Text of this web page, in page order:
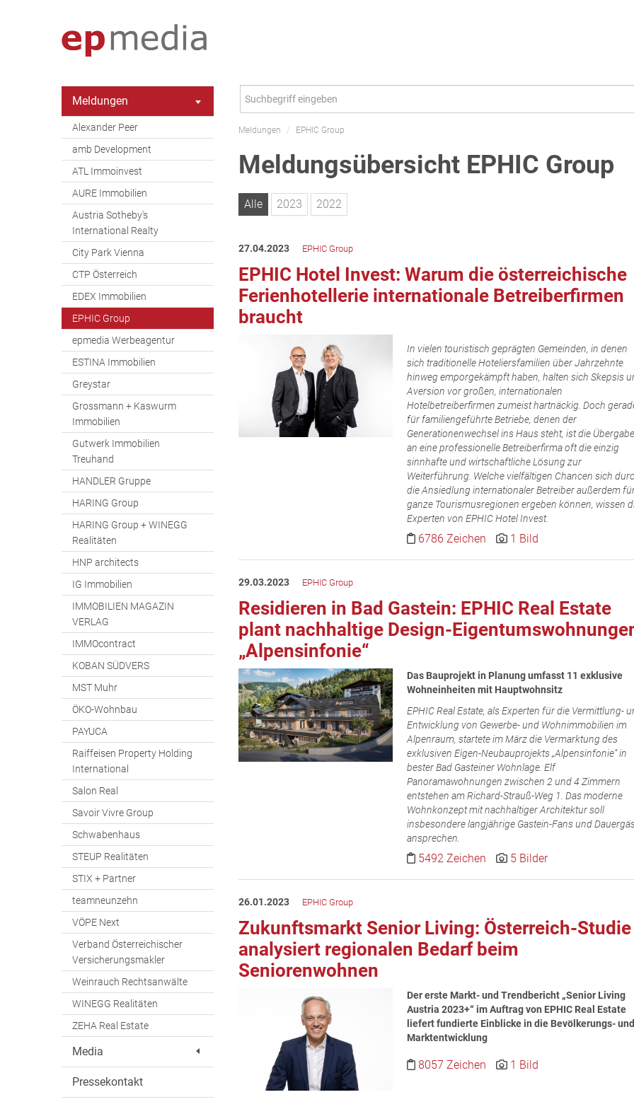
Meldungen
Alexander Peer
amb Development
ATL Immoinvest
AURE Immobilien
Austria Sotheby's
International Realty
City Park Vienna
CTP Österreich
EDEX Immobilien
EPHIC Group
epmedia Werbeagentur
ESTINA Immobilien
Greystar
Grossmann + Kaswurm
Immobilien
Gutwerk Immobilien
Treuhand
HANDLER Gruppe
HARING Group
HARING Group + WINEGG
Realitäten
HNP architects
IG Immobilien
IMMOBILIEN MAGAZIN
VERLAG
IMMOcontract
KOBAN SÜDVERS
MST Muhr
ÖKO-Wohnbau
PAYUCA
Raiffeisen Property Holding
International
Salon Real
Savoir Vivre Group
Schwabenhaus
STEUP Realitäten
STIX + Partner
teamneunzehn
VÖPE Next
Verband Österreichischer
Versicherungsmakler
Weinrauch Rechtsanwälte
WINEGG Realitäten
ZEHA Real Estate
Media
Pressekontakt
Meldungen / EPHIC Group
Meldungsübersicht EPHIC Group
Alle 2023 2022
27.04.2023 EPHIC Group
EPHIC Hotel Invest: Warum die österreichische
Ferienhotellerie internationale Betreiberfirmen
braucht
In vielen touristisch geprägten Gemeinden, in denen
sich traditionelle Hoteliersfamilien über Jahrzehnte
hinweg emporgekämpft haben, halten sich Skepsis
Aversion vor großen, internationalen
Hotelbetreiberfirmen zumeist hartnäckig. Doch
für familiengeführte Betriebe, denen der
Generationenwechsel ins Haus steht, ist die Übergabe
an eine professionelle Betreiberfirma oft die einzig
sinnhafte und wirtschaftliche Lösung zur
Weiterführung. Welche vielfältigen Chancen sich
die Ansiedlung internationaler Betreiber außerdem
ganze Tourismusregionen ergeben können, wissen
Experten von EPHIC Hotel Invest.
6786 Zeichen 1 Bild
29.03.2023 EPHIC Group
Residieren in Bad Gastein: EPHIC Real Estate
plant nachhaltige Design-
„Alpensinfonie“
Das Bauprojekt in Planung umfasst 11 exklusive
Wohneinheiten mit Hauptwohnsitz
EPHIC Real Estate, als Experten für die Vermittlung-
Entwicklung von Gewerbe- und Wohnimmobilien im
Alpenraum, startete im März die Vermarktung des
exklusiven Eigen-Neubauprojekts „Alpensinfonie“ in
bester Bad Gasteiner Wohnlage. Elf
Panoramawohnungen zwischen 2 und 4 Zimmern
entstehen am Richard-Strauß-Weg 1. Das moderne
Wohnkonzept mit nachhaltiger Architektur soll
insbesondere langjährige Gastein-Fans und
ansprechen.
5492 Zeichen 5 Bilder
26.01.2023 EPHIC Group
Zukunftsmarkt Senior Living: Österreich-Studie
analysiert regionalen Bedarf beim
Seniorenwohnen
Der erste Markt- und Trendbericht „Senior Living
Austria 2023+“ im Auftrag von EPHIC Real Estate
liefert fundierte Einblicke in die Bevölkerungs- und
Marktentwicklung
8057 Zeichen 1 Bild